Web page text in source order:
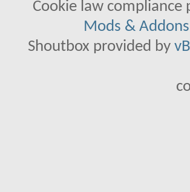
Cookie law compliance
Mods & Addons
Shoutbox provided by